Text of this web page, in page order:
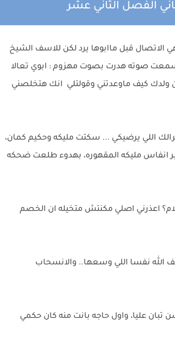
الفصل الثاني عشر
الاتصال قبل ماابوها يرد لكن للاسف الشيخ
صوته هدرت بصوت مهزوم : ابوي تعالا
كيف ماوعدتني وقولتلي انك هتخلصني
اللي يرضيكي ... سكتت مليكه وحكيم كمان،
انفاس مليكه المقهوره، بهدوء طلعت ضحكه
اعذرني اصلي مكنتش متخيله ان الخصم
الله نفسا اللي وسعها.. والانسحاب
عليا، واول حاجه بانت منه كان حكمي